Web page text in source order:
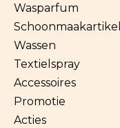
Wasparfum
Wassen
Textielspray
Accessoires
Promotie
Acties